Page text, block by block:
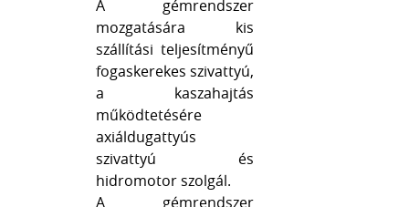
A gémrendszer
mozgatására kis
szállítási teljesítményű
fogaskerekes szivattyú,
a kaszahajtás
működtetésére
axiáldugattyús
szivattyú és
hidromotor szolgál.
A gémrendszer